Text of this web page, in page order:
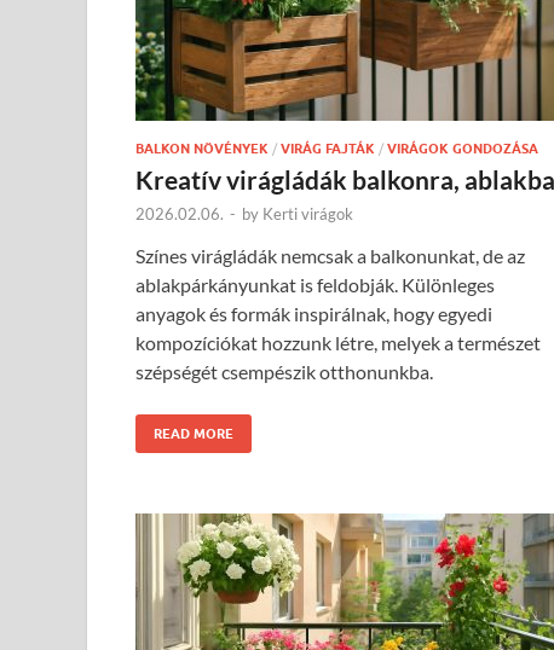
BALKON NÖVÉNYEK / VIRÁG FAJTÁK / VIRÁGOK GONDOZÁSA
Kreatív virágládák balkonra, ablakba
2026.02.06. - by Kerti virágok
Színes virágládák nemcsak a balkonunkat, de az
ablakpárkányunkat is feldobják. Különleges
anyagok és formák inspirálnak, hogy egyedi
kompozíciókat hozzunk létre, melyek a természet
szépségét csempészik otthonunkba.
READ MORE